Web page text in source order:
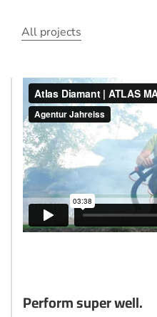
All projects
Perform super well.